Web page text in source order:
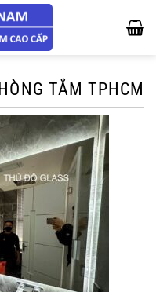
TẮM TPHCM